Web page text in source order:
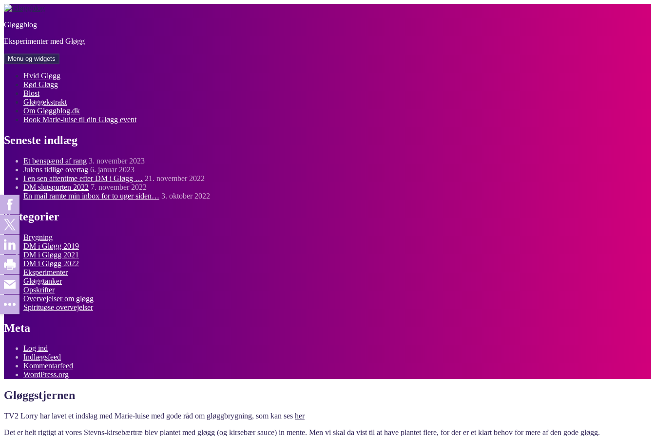
Hop
indhold
Gløggblog
Eksperimenter med Gløgg
Menu og widgets
Hvid Gløgg
Rød Gløgg
Blost
Gløggekstrakt
Om Gløggblog.dk
Book Marie-luise til din Gløgg event
Seneste indlæg
Et benspænd af rang 3. november 2023
Julens tidlige overtag 6. januar 2023
I en sen aftentime efter DM i Gløgg … 21. november 2022
DM slutspurten 2022 7. november 2022
En mail ramte min inbox for to uger siden… 3. oktober 2022
Kategorier
Brygning
DM i Gløgg 2019
DM i Gløgg 2021
DM i Gløgg 2022
Eksperimenter
Gløggtanker
Opskrifter
Overvejelser om gløgg
Spirituøse overvejelser
Meta
Log ind
Indlægsfeed
Kommentarfeed
WordPress.org
Gløggstjernen
TV2 Lorry har lavet et indslag med Marie-luise med gode råd om gløggbrygning, som kan ses her
Det er helt rigtigt at vores Stevns-kirsebærtræ blev plantet med gløgg (og kirsebær sauce) in mente. Men vi skal da vist til at have plantet flere, for der er et klart behov for mere af den gode gløgg.